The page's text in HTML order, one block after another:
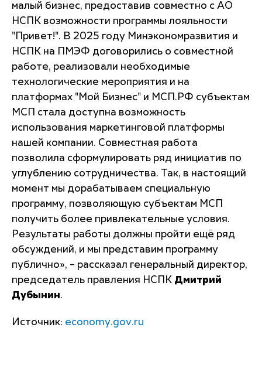
малый бизнес, предоставив совместно с АО
НСПК возможности программы лояльности
"Привет!". В 2025 году Минэкономразвития и
НСПК на ПМЭФ договорились о совместной
работе, реализовали необходимые
технологические мероприятия и на
платформах "Мой Бизнес" и МСП.РФ субъектам
МСП стала доступна возможность
использования маркетинговой платформы
нашей компании. Совместная работа
позволила сформулировать ряд инициатив по
углублению сотрудничества. Так, в настоящий
момент мы дорабатываем специальную
программу, позволяющую субъектам МСП
получить более привлекательные условия.
Результаты работы должны пройти ещё ряд
обсуждений, и мы представим программу
публично», – рассказал генеральный директор,
председатель правления НСПК Дмитрий
Дубынин.
Источник: economy.gov.ru